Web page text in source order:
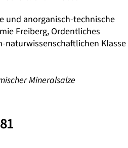
und anorganisch-technische
Freiberg, Ordentliches
naturwissenschaftlichen Klasse
Mineralsalze